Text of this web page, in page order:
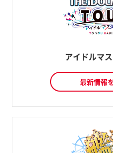
アイドルマ
最新情報